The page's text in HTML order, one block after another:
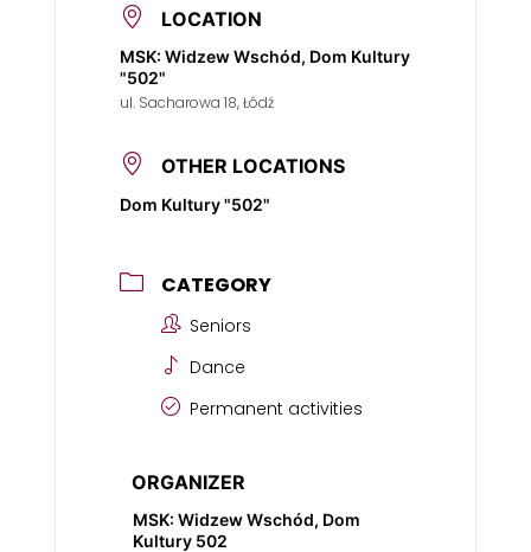
LOCATION
MSK: Widzew Wschód, Dom Kultury
"502"
ul. Sacharowa 18, Łódź
OTHER LOCATIONS
Dom Kultury "502"
CATEGORY
Seniors
Dance
Permanent activities
ORGANIZER
MSK: Widzew Wschód, Dom
Kultury 502